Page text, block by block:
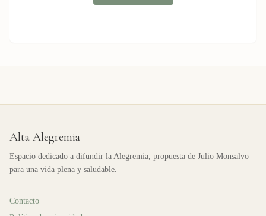
Alta Alegremia
Espacio dedicado a difundir la Alegremia, propuesta de Julio Monsalvo
para una vida plena y saludable.
Contacto